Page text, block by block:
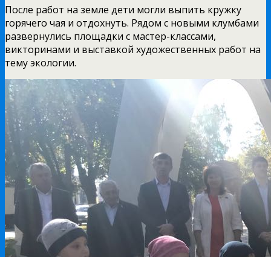
После работ на земле дети могли выпить кружку
горячего чая и отдохнуть. Рядом с новыми клумбами
развернулись площадки с мастер-классами,
викторинами и выставкой художественных работ на
тему экологии.